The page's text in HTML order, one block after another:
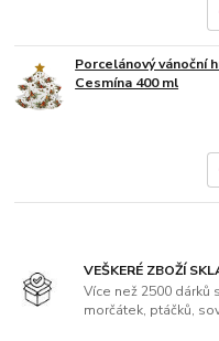
Porcelánový vánoční
Cesmína 400 ml
VEŠKERÉ ZBOŽÍ
Více než 2500 dárků
morčátek, ptáčků,